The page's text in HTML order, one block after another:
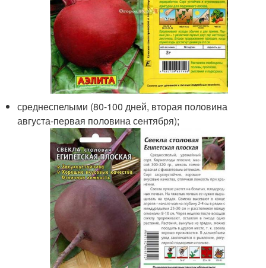
среднеспелыми (80-100 дней, вторая половина
августа-первая половина сентября);